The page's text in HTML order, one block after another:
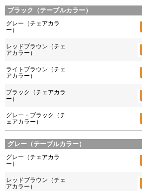
ブラック（テーブルカラー）
グレー（チェアカラ
ー）
レッドブラウン（チェ
アカラー）
ライトブラウン（チェ
アカラー）
ブラック（チェアカラ
ー）
グレー・ブラック（チ
ェアカラー）
グレー（テーブルカラー）
グレー（チェアカラ
ー）
レッドブラウン（チェ
アカラー）